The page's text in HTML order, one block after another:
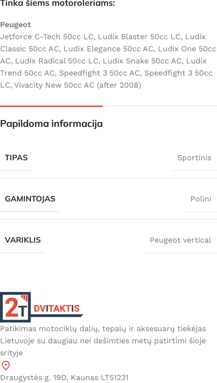
Tinka šiems motoroleriams:
Peugeot
Jetforce C-Tech 50cc LC, Ludix Blaster 50cc LC, Ludix
Classic 50cc AC, Ludix Elegance 50cc AC, Ludix One 50cc
AC, Ludix Radical 50cc LC, Ludix Snake 50cc AC, Ludix
Trend 50cc AC, Speedfight 3 50cc AC, Speedfight 3 50cc
LC, Vivacity New 50cc AC (after 2008)
Papildoma informacija
TIPAS Sportinis
GAMINTOJAS Polini
VARIKLIS Peugeot vertical
Patikimas motociklų dalių, tepalų ir aksesuarų tiekėjas
Lietuvoje su daugiau nei dešimties metų patirtimi šioje
srityje
Draugystės g. 19D, Kaunas LT51231